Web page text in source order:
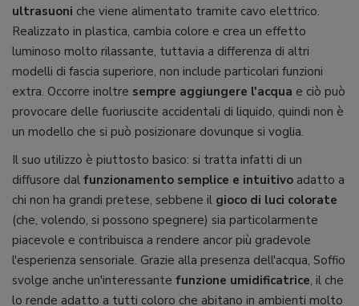
ultrasuoni che viene alimentato tramite cavo elettrico.
Realizzato in plastica, cambia colore e crea un effetto
luminoso molto rilassante, tuttavia a differenza di altri
modelli di fascia superiore, non include particolari funzioni
extra. Occorre inoltre sempre aggiungere l'acqua e ciò può
provocare delle fuoriuscite accidentali di liquido, quindi non è
un modello che si può posizionare dovunque si voglia.
Il suo utilizzo è piuttosto basico: si tratta infatti di un
diffusore dal funzionamento semplice e intuitivo adatto a
chi non ha grandi pretese, sebbene il gioco di luci colorate
(che, volendo, si possono spegnere) sia particolarmente
piacevole e contribuisca a rendere ancor più gradevole
l'esperienza sensoriale. Grazie alla presenza dell'acqua, Soffio
svolge anche un'interessante funzione umidificatrice, il che
lo rende adatto a tutti coloro che abitano in ambienti molto